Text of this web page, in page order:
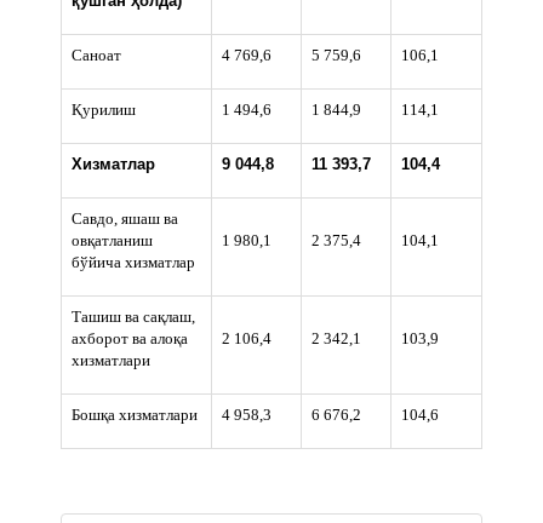
Саноат 4 769,6 5 759,6 106,1
Қурилиш 1 494,6 1 844,9 114,1
Хизматлар 9 044,8 11 393,7 104,4
Савдо, яшаш ва
овқатланиш
бўйича хизматлар
1 980,1 2 375,4 104,1
Ташиш ва сақлаш,
ахборот ва алоқа
хизматлари
2 106,4 2 342,1 103,9
Бошқа хизматлари 4 958,3 6 676,2 104,6